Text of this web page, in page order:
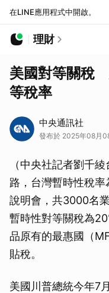
在LINE應用程式中開啟。
理財
美國對等關稅
等稅率
中央通訊社
發布於 2025年08月
（中央社記者劉千
路，台灣暫時性稅
說明會，共3000名
暫時性對等關稅為
品原有的最惠國（
貼稅。
美國川普總統今年7